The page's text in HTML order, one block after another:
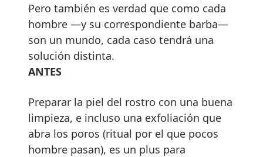
Pero también es verdad que como cada
hombre —y su correspondiente barba—
son un mundo, cada caso tendrá una
solución distinta.
ANTES
Preparar la piel del rostro con una buena
limpieza, e incluso una exfoliación que
abra los poros (ritual por el que pocos
hombre pasan), es un plus para